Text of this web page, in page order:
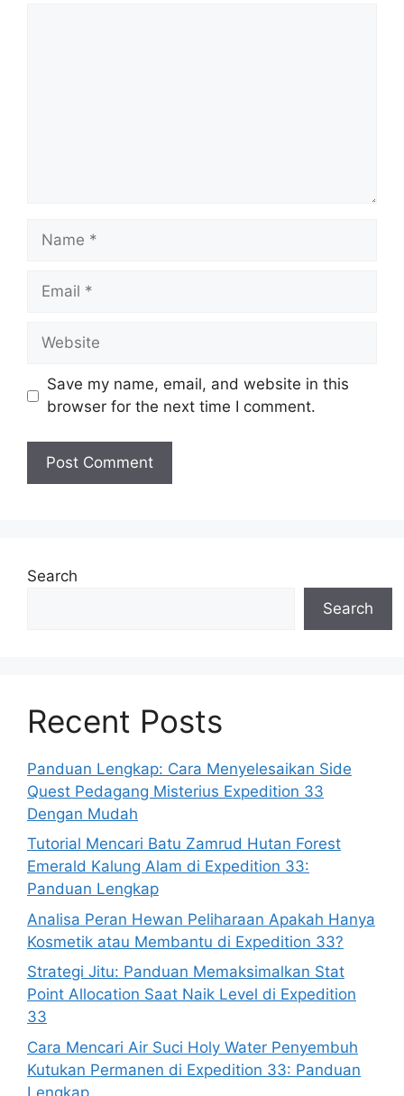
Name
Email
Website
Save my name, email, and website in this
browser for the next time I comment.
Search
Search
Recent Posts
Panduan Lengkap: Cara Menyelesaikan Side
Quest Pedagang Misterius Expedition 33
Dengan Mudah
Tutorial Mencari Batu Zamrud Hutan Forest
Emerald Kalung Alam di Expedition 33:
Panduan Lengkap
Analisa Peran Hewan Peliharaan Apakah Hanya
Kosmetik atau Membantu di Expedition 33?
Strategi Jitu: Panduan Memaksimalkan Stat
Point Allocation Saat Naik Level di Expedition
33
Cara Mencari Air Suci Holy Water Penyembuh
Kutukan Permanen di Expedition 33: Panduan
Lengkap